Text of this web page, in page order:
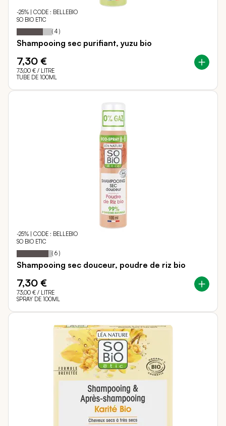
-25% | CODE : BELLEBIO
SO BIO ETIC
Notation: 75
% of
( 4 )
Shampooing sec purifiant, yuzu bio
7,30 €
73,00 € / LITRE
TUBE DE 100ML
-25% | CODE : BELLEBIO
SO BIO ETIC
Notation: 90
% of
( 6 )
Shampooing sec douceur, poudre de riz bio
7,30 €
73,00 € / LITRE
SPRAY DE 100ML